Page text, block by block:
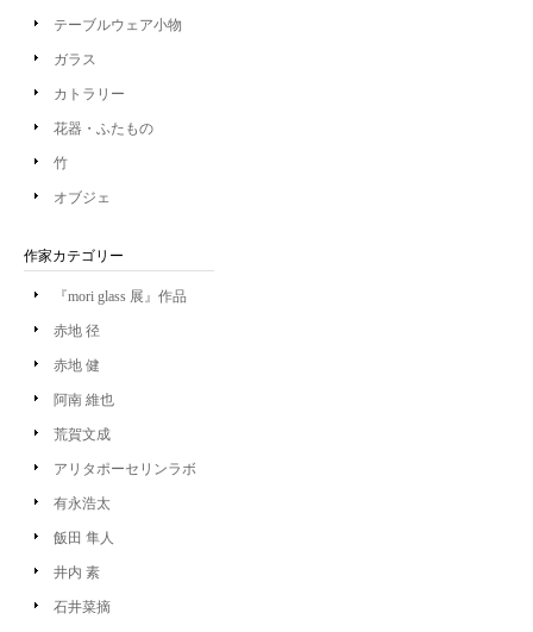
テーブルウェア小物
ガラス
カトラリー
花器・ふたもの
竹
オブジェ
作家カテゴリー
『mori glass 展』作品
赤地 径
赤地 健
阿南 維也
荒賀文成
アリタポーセリンラボ
有永浩太
飯田 隼人
井内 素
石井菜摘